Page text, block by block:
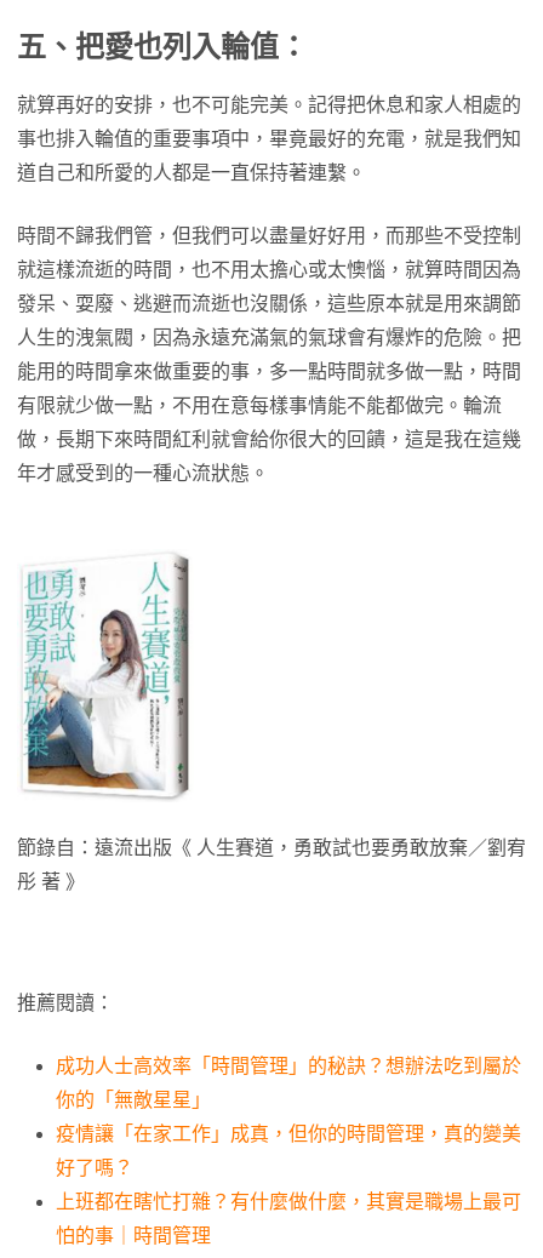
五、把愛也列入輪值：
就算再好的安排，也不可能完美。記得把休息和家人相處的
事也排入輪值的重要事項中，畢竟最好的充電，就是我們知
道自己和所愛的人都是一直保持著連繫。
時間不歸我們管，但我們可以盡量好好用，而那些不受控制
就這樣流逝的時間，也不用太擔心或太懊惱，就算時間因為
發呆、耍廢、逃避而流逝也沒關係，這些原本就是用來調節
人生的洩氣閥，因為永遠充滿氣的氣球會有爆炸的危險。把
能用的時間拿來做重要的事，多一點時間就多做一點，時間
有限就少做一點，不用在意每樣事情能不能都做完。輪流
做，長期下來時間紅利就會給你很大的回饋，這是我在這幾
年才感受到的一種心流狀態。
節錄自：遠流出版《 人生賽道，勇敢試也要勇敢放棄／劉宥
彤 著 》
推薦閱讀：
成功人士高效率「時間管理」的秘訣？想辦法吃到屬於
你的「無敵星星」
疫情讓「在家工作」成真，但你的時間管理，真的變美
好了嗎？
上班都在瞎忙打雜？有什麼做什麼，其實是職場上最可
怕的事｜時間管理